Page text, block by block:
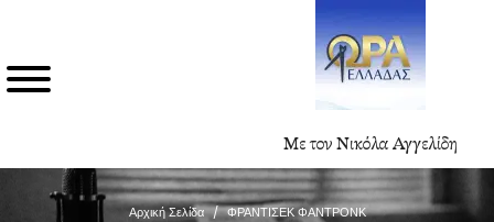
Με τον Νικόλα Αγγελίδη
Αρχική Σελίδα / ΦΡΑΝΤΙΣΕΚ ΦΑΝΤΡΟΝΚ